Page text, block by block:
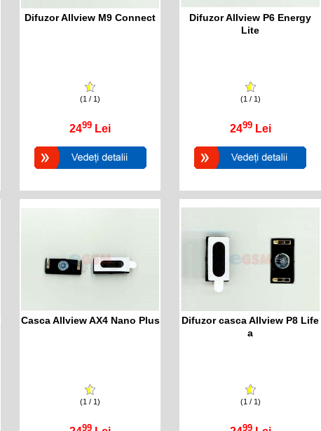
Difuzor Allview M9 Connect
(1 / 1)
2499 Lei
Difuzor Allview P6 Energy
Lite
(1 / 1)
2499 Lei
Casca Allview AX4 Nano Plus
(1 / 1)
99
Difuzor casca Allview P8 Life
a
(1 / 1)
99